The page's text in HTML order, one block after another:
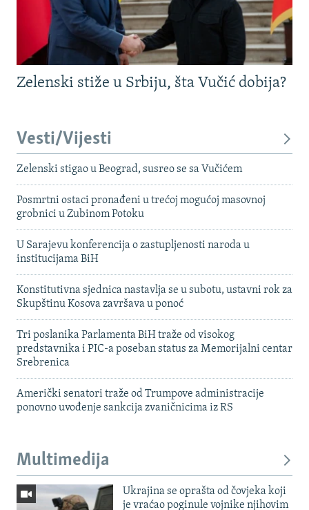
Zelenski stiže u Srbiju, šta Vučić dobija?
Vesti/Vijesti
Zelenski stigao u Beograd, susreo se sa Vučićem
Posmrtni ostaci pronađeni u trećoj mogućoj masovnoj
grobnici u Zubinom Potoku
U Sarajevu konferencija o zastupljenosti naroda u
institucijama BiH
Konstitutivna sjednica nastavlja se u subotu, ustavni rok za
Skupštinu Kosova završava u ponoć
Tri poslanika Parlamenta BiH traže od visokog
predstavnika i PIC-a poseban status za Memorijalni centar
Srebrenica
Američki senatori traže od Trumpove administracije
ponovno uvođenje sankcija zvaničnicima iz RS
Multimedija
Ukrajina se oprašta od čovjeka koji
je vraćao poginule vojnike njihovim